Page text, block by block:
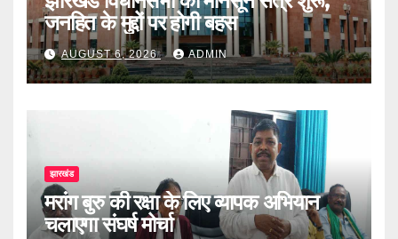
जनहित के मुद्दों पर होगी बहस
AUGUST 6, 2026 ADMIN
झारखंड
मरांग बुरु की रक्षा के लिए व्यापक अभियान
चलाएगा संघर्ष मोर्चा